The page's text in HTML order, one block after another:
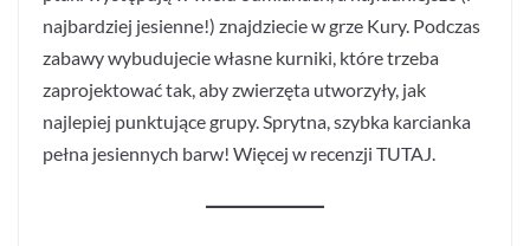
najbardziej jesienne!) znajdziecie w grze Kury. Podczas
zabawy wybudujecie własne kurniki, które trzeba
zaprojektować tak, aby zwierzęta utworzyły, jak
najlepiej punktujące grupy. Sprytna, szybka karcianka
pełna jesiennych barw! Więcej w recenzji TUTAJ.